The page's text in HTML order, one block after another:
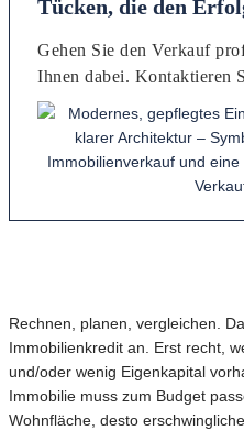
Tücken, die den
Gehen Sie den Verkauf
Ihnen dabei. Kontaktieren
Rechnen, planen, vergleichen.
Immobilienkredit an. Erst recht,
und/oder wenig Eigenkapital
Immobilie muss zum Budget
Wohnfläche, desto